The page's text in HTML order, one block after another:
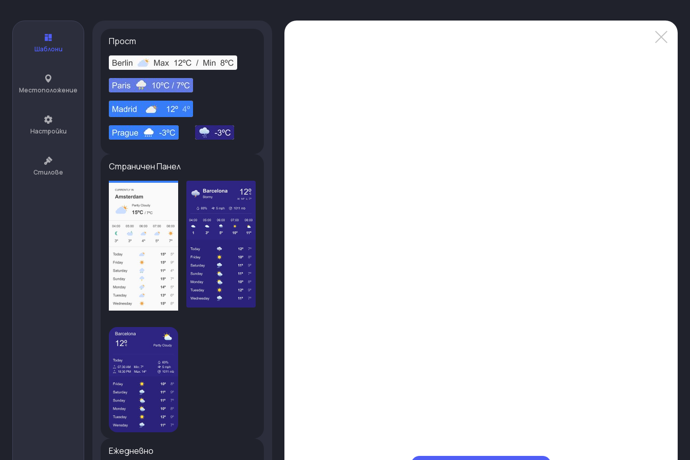
Шаблони
Местоположение
Настройки
Стилове
Прост
Страничен Панел
Ежедневно